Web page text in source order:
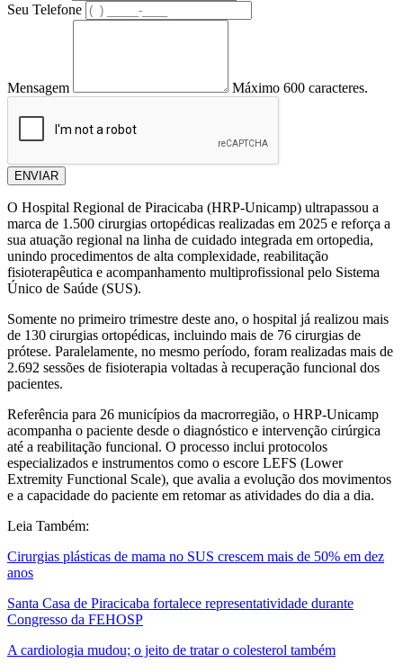
Seu Telefone
Mensagem Máximo 600 caracteres.
ENVIAR
O Hospital Regional de Piracicaba (HRP-Unicamp) ultrapassou a
marca de 1.500 cirurgias ortopédicas realizadas em 2025 e reforça a
sua atuação regional na linha de cuidado integrada em ortopedia,
unindo procedimentos de alta complexidade, reabilitação
fisioterapêutica e acompanhamento multiprofissional pelo Sistema
Único de Saúde (SUS).
Somente no primeiro trimestre deste ano, o hospital já realizou mais
de 130 cirurgias ortopédicas, incluindo mais de 76 cirurgias de
prótese. Paralelamente, no mesmo período, foram realizadas mais de
2.692 sessões de fisioterapia voltadas à recuperação funcional dos
pacientes.
Referência para 26 municípios da macrorregião, o HRP-Unicamp
acompanha o paciente desde o diagnóstico e intervenção cirúrgica
até a reabilitação funcional. O processo inclui protocolos
especializados e instrumentos como o escore LEFS (Lower
Extremity Functional Scale), que avalia a evolução dos movimentos
e a capacidade do paciente em retomar as atividades do dia a dia.
Leia Também:
Cirurgias plásticas de mama no SUS crescem mais de 50% em dez
anos
Santa Casa de Piracicaba fortalece representatividade durante
Congresso da FEHOSP
A cardiologia mudou; o jeito de tratar o colesterol também